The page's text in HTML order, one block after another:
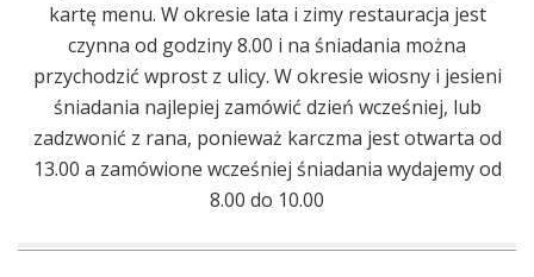
kartę menu. W okresie lata i zimy restauracja jest
czynna od godziny 8.00 i na śniadania można
przychodzić wprost z ulicy. W okresie wiosny i jesieni
śniadania najlepiej zamówić dzień wcześniej, lub
zadzwonić z rana, ponieważ karczma jest otwarta od
13.00 a zamówione wcześniej śniadania wydajemy od
8.00 do 10.00